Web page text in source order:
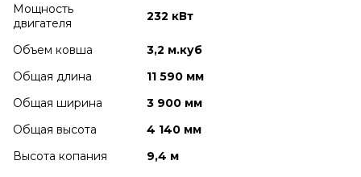
Мощность
двигателя
232 кВт
Объем ковша
3,2 м.куб
Общая длина
11 590 мм
Общая ширина
3 900 мм
Общая высота
4 140 мм
Высота копания
9,4 м